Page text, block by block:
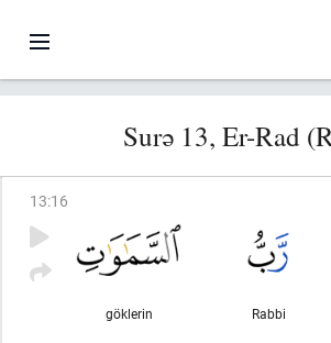
Surə 13, Er-Rad
13:16
Rabbi
göklerin